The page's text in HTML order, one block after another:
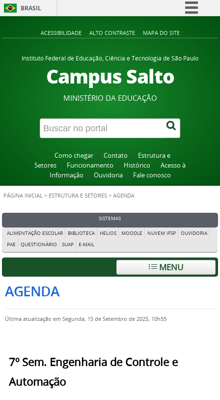
BRASIL
Comunica BR
Participe
Acesso à informação
Canais
ACESSIBILIDADE ALTO CONTRASTE MAPA DO SITE
Instituto Federal de Educação, Ciência e Tecnologia de São Paulo
Campus Salto
MINISTÉRIO DA EDUCAÇÃO
Como chegar Contato
Estrutura e
Setores
Funcionamento Histórico
Acesso à
Informação
Ouvidoria Fale conosco
PÁGINA INICIAL > ESTRUTURA E SETORES > AGENDA
SISTEMAS
ALIMENTAÇÃO ESCOLAR BIBLIOTECA HELIOS MOODLE NUVEM IFSP
OUVIDORIA
PAE
QUESTIONÁRIO SUAP E-MAIL
MENU
AGENDA
Última atualização em Segunda, 15 de Setembro de 2025, 10h55
7º Sem. Engenharia de Controle e
Automação